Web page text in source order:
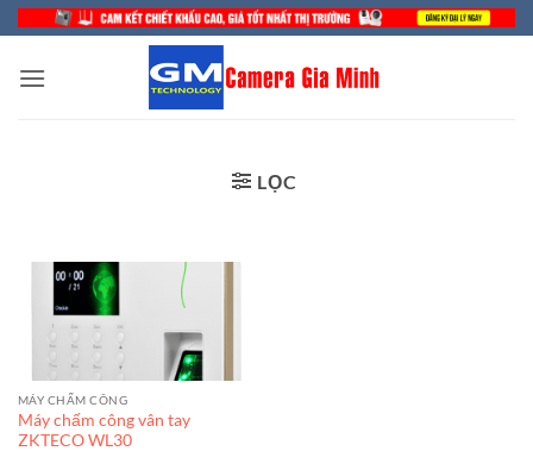
Bỏ
qua
nội
LỌC
MÁY CHẤM CÔNG
Máy chấm công vân tay
ZKTECO WL30